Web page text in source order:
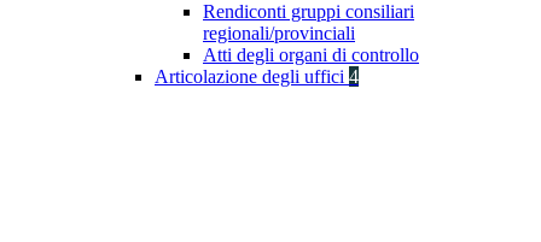
Rendiconti gruppi consiliari
regionali/provinciali
Atti degli organi di controllo
Articolazione degli uffici 4